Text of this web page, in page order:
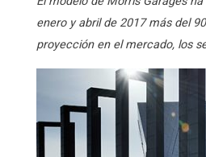
enero y abril de 2017 más del
proyección en el mercado, los